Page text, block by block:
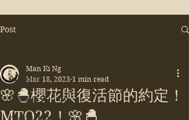
Post
All Posts
fuyado_update
🌸🐣櫻花與復活節的約定！
MTO22！🌸🐣
Man Ki Ng
Mar 18, 2023 1 min read